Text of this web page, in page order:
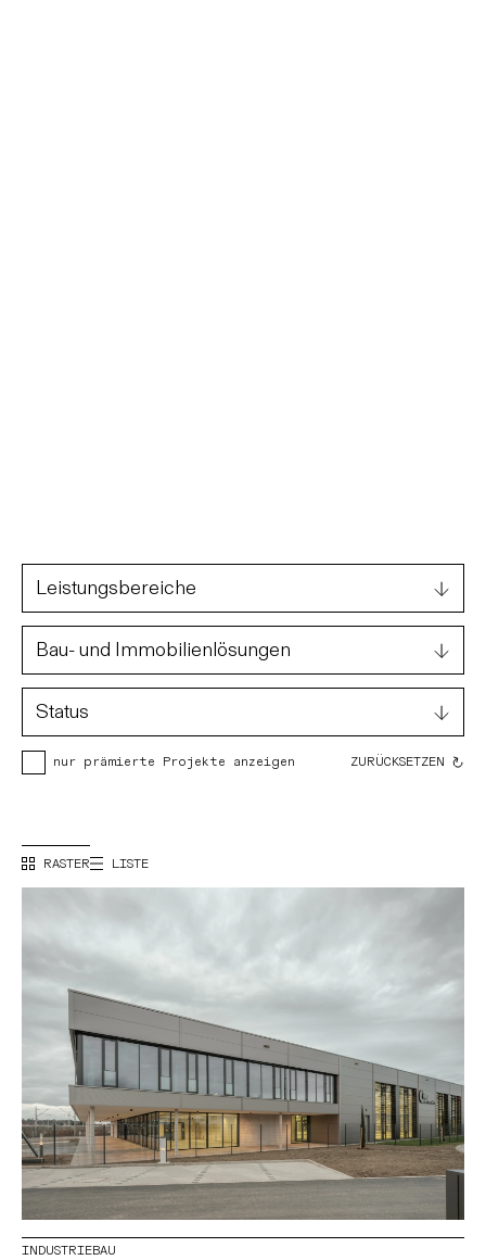
Leistungsbereiche
Bau- und Immobilienlösungen
Status
nur prämierte Projekte anzeigen ZURÜCKSETZEN
RASTER LISTE
INDUSTRIEBAU